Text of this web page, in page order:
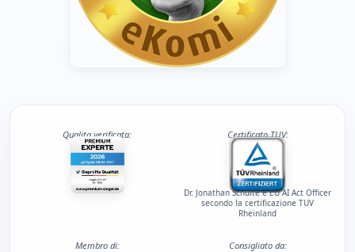
Qualita verificata: Certificato TUV:
Dr. Jonathan Schulte e EU AI Act Officer
secondo la certificazione TUV
Rheinland
Membro di: Consigliato da: